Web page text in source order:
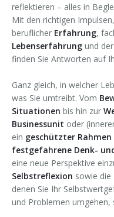
reflektieren – alles in
Mit den richtigen
beruflicher Erfahrung,
Lebenserfahrung und der
finden Sie Antworten auf
Ganz gleich, in welcher
was Sie umtreibt. Vom
Situationen bis hin zur
Businessunit oder
ein geschützter Rahmen
festgefahrene Denk-
eine neue Perspektive
Selbstreflexion sowie die
denen Sie Ihr
und Problemen umgehen,